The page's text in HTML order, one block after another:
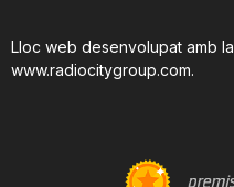
Lloc web desenvolupat amb
www.radiocitygroup.com.